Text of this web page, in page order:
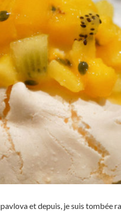
et depuis, je suis tombée